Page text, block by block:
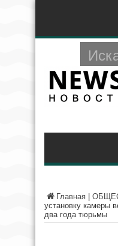
Главная
установку камеры
два года тюрьмы